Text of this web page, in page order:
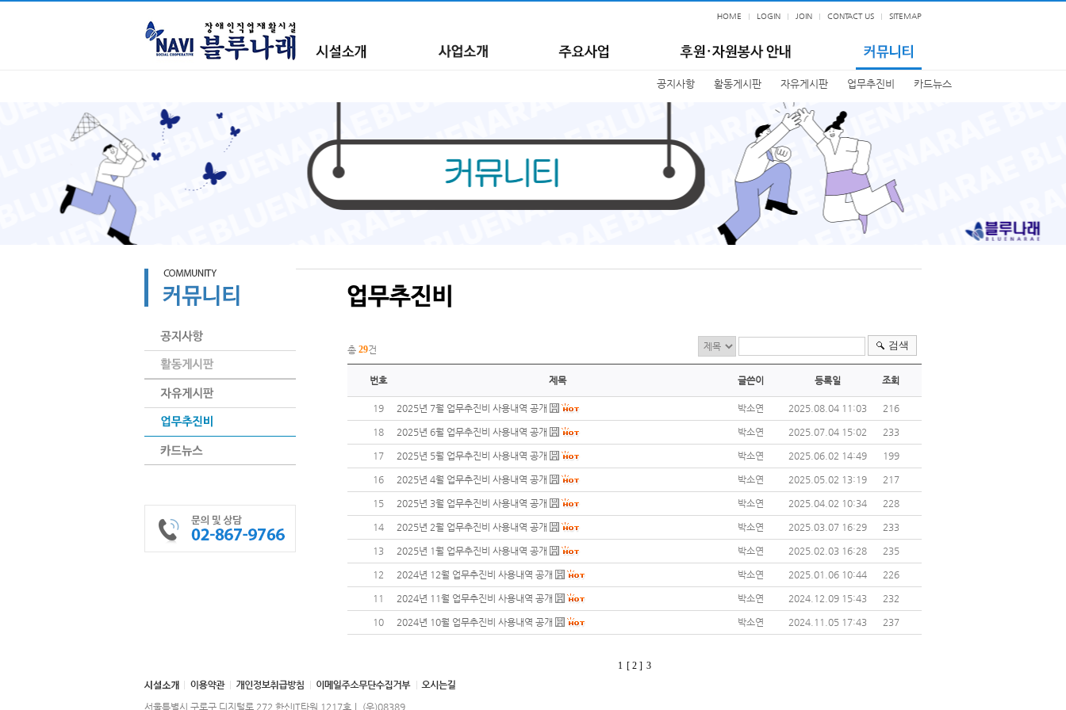
HOME LOGIN JOIN CONTACT US SITEMAP
공지사항 활동게시판 자유게시판 업무추진비 카드뉴스
총 29건 검색
번호 제목 글쓴이 등록일 조회
19 2025년 7월 업무추진비 사용내역 공개 박소연 2025.08.04 11:03 216
18 2025년 6월 업무추진비 사용내역 공개 박소연 2025.07.04 15:02 233
17 2025년 5월 업무추진비 사용내역 공개 박소연 2025.06.02 14:49 199
16 2025년 4월 업무추진비 사용내역 공개 박소연 2025.05.02 13:19 217
15 2025년 3월 업무추진비 사용내역 공개 박소연 2025.04.02 10:34 228
14 2025년 2월 업무추진비 사용내역 공개 박소연 2025.03.07 16:29 233
13 2025년 1월 업무추진비 사용내역 공개 박소연 2025.02.03 16:28 235
12 2024년 12월 업무추진비 사용내역 공개 박소연 2025.01.06 10:44 226
11 2024년 11월 업무추진비 사용내역 공개 박소연 2024.12.09 15:43 232
10 2024년 10월 업무추진비 사용내역 공개 박소연 2024.11.05 17:43 237
1 [ 2 ] 3
서울특별시 구로구 디지털로 272 한신IT타워 1217호｜ (우)08389